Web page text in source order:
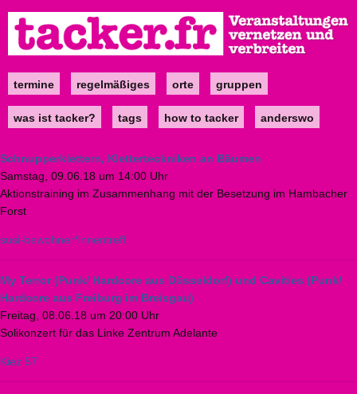
zum
Inhalt
Maintermine regelmäßiges orte gruppen
was ist tacker? tags how to tacker anderswo
Schnupperklettern, Kletterteckniken an Bäumen
Samstag, 09.06.18 um 14:00 Uhr
Aktionstraining im Zusammenhang mit der Besetzung im Hambacher
Forst
susi-bewohner*innentreff
My Terror (Punk/ Hardcore aus Düsseldorf) und Cavities (Punk/
Hardcore aus Freiburg im Breisgau)
Freitag, 08.06.18 um 20:00 Uhr
Solikonzert für das Linke Zentrum Adelante
Kiez 57